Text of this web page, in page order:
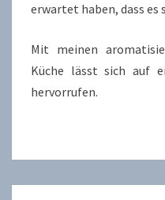
erwartet haben, dass es
Mit meinen
Küche lässt sich auf
hervorrufen.